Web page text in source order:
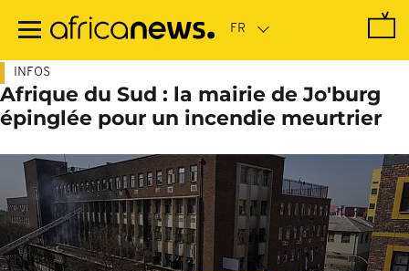
contenu
INFOS
Afrique du Sud : la mairie de Jo'burg
épinglée pour un incendie meurtrier